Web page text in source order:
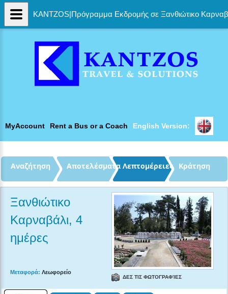
MyAccount Rent a Bus or a Coach English Version:
KANTZOS|Πρόγραμμα Εκδρομής σε Ξανθιώτικο